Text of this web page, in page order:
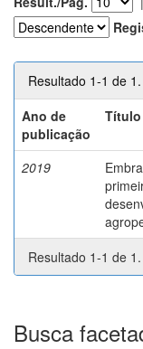
Resultado 1-1 de 1.
Ano de
publicação
Título
2019
Resultado 1-1 de 1.
Busca